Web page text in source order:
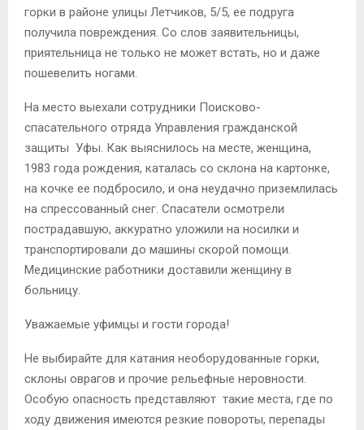
горки в районе улицы Летчиков, 5/5, ее подруга
получила повреждения. Со слов заявительницы,
приятельница не только не может встать, но и даже
пошевелить ногами.
На место выехали сотрудники Поисково-
спасательного отряда Управления гражданской
защиты Уфы. Как выяснилось на месте, женщина,
1983 года рождения, каталась со склона на картонке,
на кочке ее подбросило, и она неудачно приземлилась
на спрессованный снег. Спасатели осмотрели
пострадавшую, аккуратно уложили на носилки и
транспортировали до машины скорой помощи.
Медицинские работники доставили женщину в
больницу.
Уважаемые уфимцы и гости города!
Не выбирайте для катания необорудованные горки,
склоны оврагов и прочие рельефные неровности.
Особую опасность представляют такие места, где по
ходу движения имеются резкие повороты, перепады